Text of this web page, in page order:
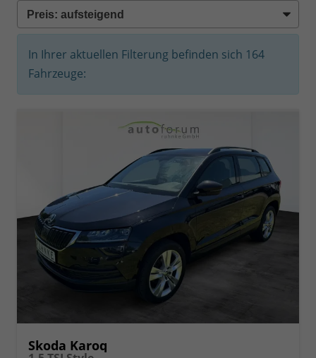
In Ihrer aktuellen Filterung befinden sich 164
Fahrzeuge:
Skoda Karoq